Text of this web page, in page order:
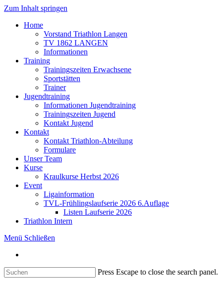
Zum Inhalt springen
Home
Vorstand Triathlon Langen
TV 1862 LANGEN
Informationen
Training
Trainingszeiten Erwachsene
Sportstätten
Trainer
Jugendtraining
Informationen Jugendtraining
Trainingszeiten Jugend
Kontakt Jugend
Kontakt
Kontakt Triathlon-Abteilung
Formulare
Unser Team
Kurse
Kraulkurse Herbst 2026
Event
Ligainformation
TVL-Frühlingslaufserie 2026 6.Auflage
Listen Laufserie 2026
Triathlon Intern
Menü Schließen
Press Escape to close the search panel.